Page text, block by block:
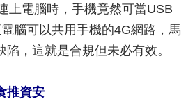
上電腦時，手機竟然可當USB
腦可以共用手機的4G網路，馬
，這就是合規但未必有效。
推資安